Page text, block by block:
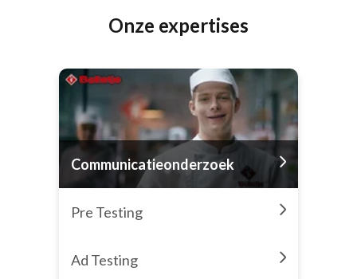
Onze expertises
Communicatieonderzoek
Pre Testing
Ad Testing